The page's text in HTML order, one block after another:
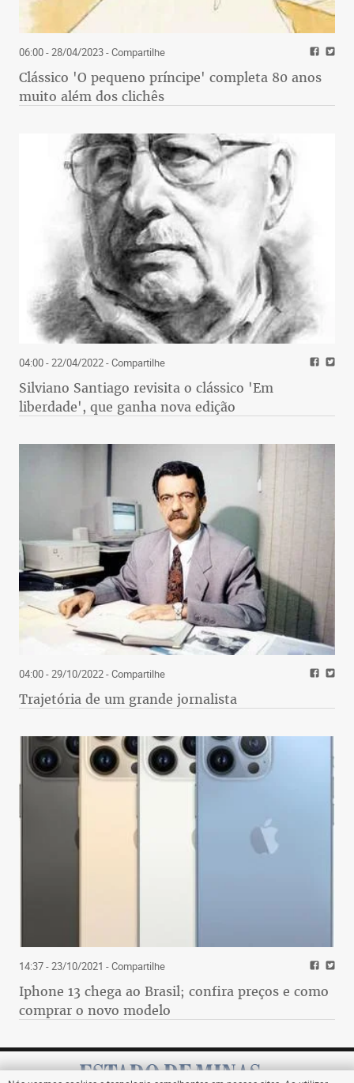
06:00 - 28/04/2023- Compartilhe
Clássico 'O pequeno príncipe' completa 80 anos
muito além dos clichês
04:00 - 22/04/2022- Compartilhe
Silviano Santiago revisita o clássico 'Em
liberdade', que ganha nova edição
04:00 - 29/10/2022- Compartilhe
Trajetória de um grande jornalista
14:37 - 23/10/2021 - Compartilhe
Iphone 13 chega ao Brasil; confira preços e como
comprar o novo modelo